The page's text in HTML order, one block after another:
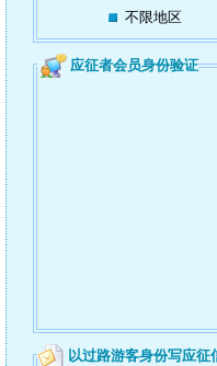
不限地区
应征者会员身份验证
以过路游客身份写应征